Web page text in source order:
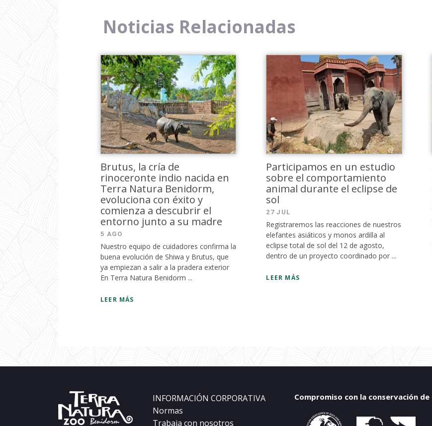
Noticias Relacionadas
Brutus, la cría de
rinoceronte indio nacida en
Terra Natura Benidorm,
evoluciona con éxito y
comienza a descubrir el
entorno junto a su madre
5 AGO
Nuestro equipo de cuidadores confirma la
buena evolución de Shiwa y Brutus, que
ya empiezan a salir a la pradera exterior
En Terra Natura Benidorm ...
LEER MÁS
Participamos en un estudio
sobre el comportamiento
animal durante el eclipse de
sol
27 JUL
Registraremos las reacciones de nuestros
elefantes asiáticos y monos ardilla al
eclipse total de sol del 12 de agosto,
dentro de un proyecto coordinado por ...
LEER MÁS
INFORMACIÓN CORPORATIVA
Normas
Trabaja con nosotros
Compromiso con la conservación